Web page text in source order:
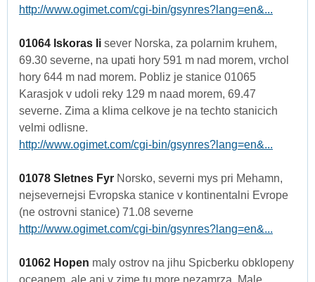
http://www.ogimet.com/cgi-bin/gsynres?lang=en&...
01064 Iskoras Ii sever Norska, za polarnim kruhem,
69.30 severne, na upati hory 591 m nad morem, vrchol
hory 644 m nad morem. Pobliz je stanice 01065
Karasjok v udoli reky 129 m naad morem, 69.47
severne. Zima a klima celkove je na techto stanicich
velmi odlisne.
http://www.ogimet.com/cgi-bin/gsynres?lang=en&...
01078 Sletnes Fyr Norsko, severni mys pri Mehamn,
nejsevernejsi Evropska stanice v kontinentalni Evrope
(ne ostrovni stanice) 71.08 severne
http://www.ogimet.com/cgi-bin/gsynres?lang=en&...
01062 Hopen maly ostrov na jihu Spicberku obklopeny